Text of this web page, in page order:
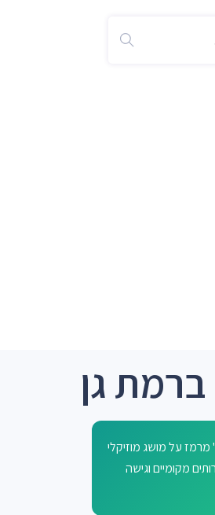
גן
עסקים בקרבתו. השם 'המיתר' מרמז על מושג מוזיקלי
מקומיים וגישה